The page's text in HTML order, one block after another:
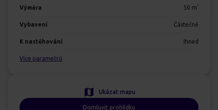
Výměra 50 m 2
Vybavení Částečně
K nastěhování Ihned
Více parametrů
Ukázat mapu
Domluvit prohlídku